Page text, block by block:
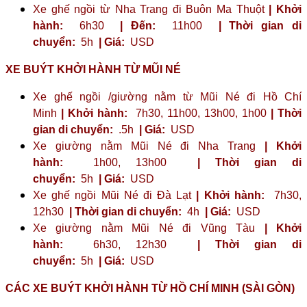
Xe ghế ngồi từ Nha Trang đi Buôn Ma Thuột
| Khởi
hành: 6h30 | Đến: 11h00
| Thời gian di
chuyển: 5h | Giá: USD
XE BUÝT KHỞI HÀNH TỪ MŨI NÉ
Xe ghế ngồi /giường nằm từ Mũi Né đi Hồ Chí
Minh
| Khởi hành: 7h30, 11h00, 13h00, 1h00
| Thời
gian di chuyển: .5h | Giá: USD
Xe giường nằm Mũi Né đi Nha Trang
| Khởi
hành: 1h00, 13h00
| Thời gian di
chuyển: 5h | Giá: USD
Xe ghế ngồi Mũi Né đi Đà Lạt
| Khởi hành: 7h30,
12h30
| Thời gian di chuyển: 4h | Giá: USD
Xe giường nằm Mũi Né đi Vũng Tàu
| Khởi
hành: 6h30, 12h30
| Thời gian di
chuyển: 5h | Giá: USD
CÁC XE BUÝT KHỞI HÀNH TỪ HỒ CHÍ MINH (SÀI GÒN)